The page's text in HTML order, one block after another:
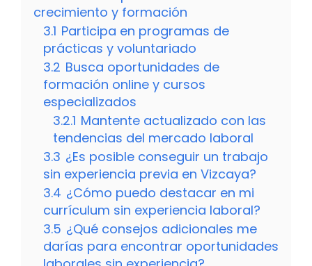
crecimiento y formación
3.1 Participa en programas de
prácticas y voluntariado
3.2 Busca oportunidades de
formación online y cursos
especializados
3.2.1 Mantente actualizado con las
tendencias del mercado laboral
3.3 ¿Es posible conseguir un trabajo
sin experiencia previa en Vizcaya?
3.4 ¿Cómo puedo destacar en mi
currículum sin experiencia laboral?
3.5 ¿Qué consejos adicionales me
darías para encontrar oportunidades